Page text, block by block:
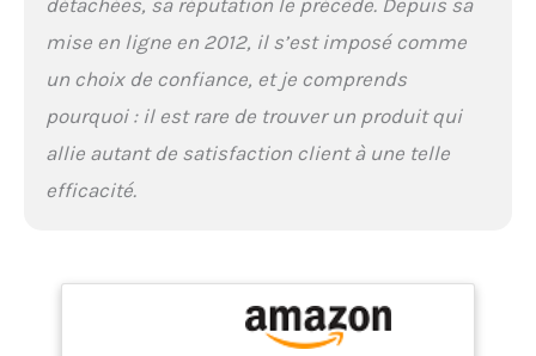
mise en ligne en 2012, il s’est imposé comme
un choix de confiance, et je comprends
pourquoi : il est rare de trouver un produit qui
allie autant de satisfaction client à une telle
efficacité.